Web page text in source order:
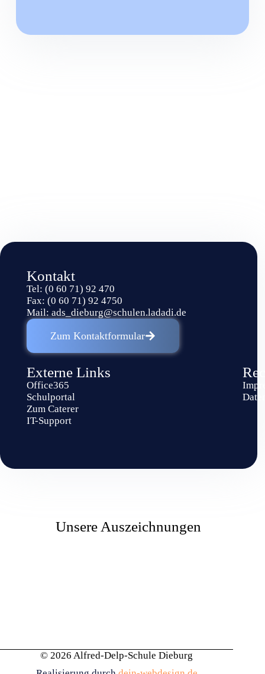
Kontakt
Tel: (0 60 71) 92 470
Fax: (0 60 71) 92 4750
Mail: ads_dieburg@schulen.ladadi.de
Zum Kontaktformular
Externe Links
Office365
Schulportal
Zum Caterer
IT-Support
Unsere Auszeichnungen
© 2026 Alfred-Delp-Schule Dieburg